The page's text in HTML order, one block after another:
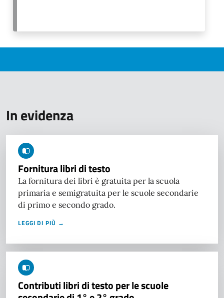
In evidenza
Fornitura libri di testo
La fornitura dei libri è gratuita per la scuola
primaria e semigratuita per le scuole secondarie
di primo e secondo grado.
LEGGI DI PIÙ →
Contributi libri di testo per le scuole